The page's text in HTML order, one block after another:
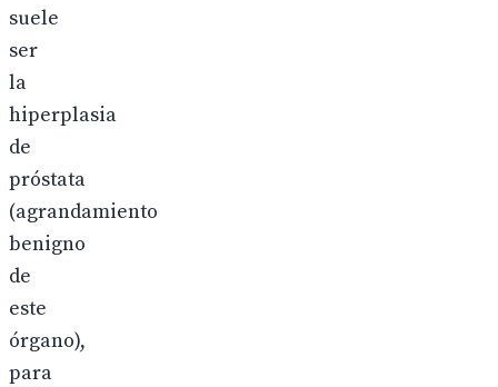
suele
ser
la
hiperplasia
de
próstata
(agrandamiento
benigno
de
este
órgano),
para